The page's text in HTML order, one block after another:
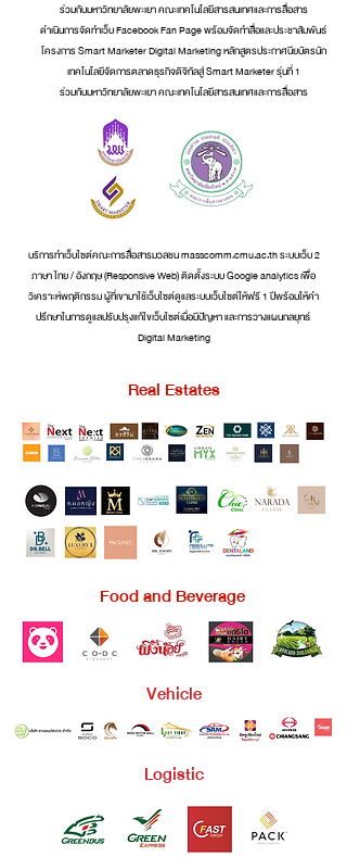
ร่วมกับมหาวิทยาลัยพะเยา คณะเทคโนโลยีสารสนเทศและการสื่อสาร
ดำเนินการจัดทำเว็บ Facebook Fan Page พร้อมจัดทำสื่อและประชาสัมพันธ์
โครงการ Smart Marketer Digital Marketing หลักสูตรประกาศนียบัตรนัก
เทคโนโลยีจัดการตลาดธุรกิจดิจิทัลสู่ Smart Marketer รุ่นที่ 1
ร่วมกับมหาวิทยาลัยพะเยา คณะเทคโนโลยีสารสนเทศและการสื่อสาร
บริการทำเว็บไซต์คณะการสื่อสารมวลชน masscomm.cmu.ac.th ระบบเว็บ 2
ภาษา ไทย / อังกฤษ (Responsive Web) ติดตั้งระบบ Google analytics เพื่อ
วิเคราะห์พฤติกรรม ผู้ที่เขามาใช้เว็บไซต์ดูแลระบบเว็บไซต์ให้ฟรี 1 ปีพร้อมให้คำ
ปรึกษาในการดูแลปรับปรุงแก้ไขเว็บไซต์เมื่อมีปัญหา และการวางแผนกลยุทธ์
Digital Marketing
Real Estates
Food and Beverage
Vehicle
Logistic